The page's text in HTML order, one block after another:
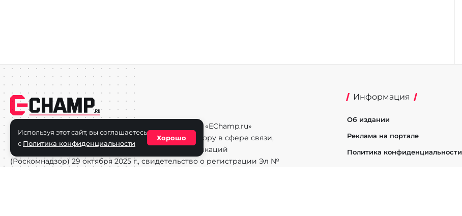
Средство массовой информации сетевое издание «EChamp.ru»
зарегистрировано в Федеральной службе по надзору в сфере связи,
информационных технологий и массовых коммуникаций
(Роскомнадзор) 29 октября 2025 г., свидетельство о регистрации Эл №
Информация
Об издании
Реклама на портале
Политика конфиденциальности
Используя этот сайт, вы соглашаетесь
с Политика конфиденциальности
Хорошо